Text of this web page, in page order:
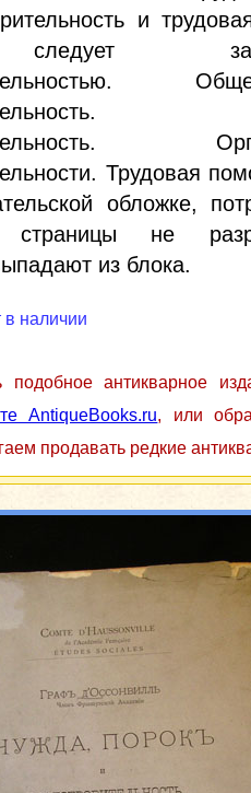
и
Трудовая
обложке,
страницы не
из блока.
в наличии
подобное антикварное
AntiqueBooks.ru, или
продавать редкие